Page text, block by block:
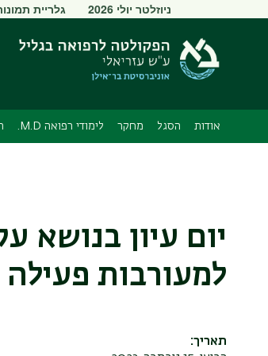
תפריט
ניוזלטר יולי 2026 גלריית
אודות הסגל מחקר לימודי רפואה M.D.
יום עיון בנושא
למעורבות
תאריך